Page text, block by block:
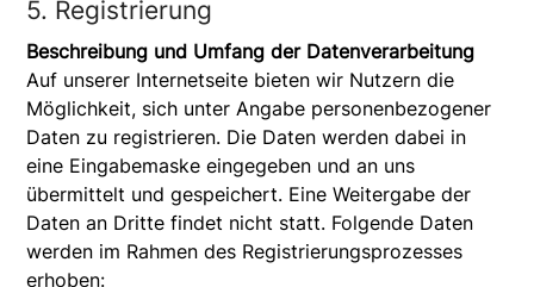
5. Registrierung
Beschreibung und Umfang der Datenverarbeitung
Auf unserer Internetseite bieten wir Nutzern die
Möglichkeit, sich unter Angabe personenbezogener
Daten zu registrieren. Die Daten werden dabei in
eine Eingabemaske eingegeben und an uns
übermittelt und gespeichert. Eine Weitergabe der
Daten an Dritte findet nicht statt. Folgende Daten
werden im Rahmen des Registrierungsprozesses
erhoben: